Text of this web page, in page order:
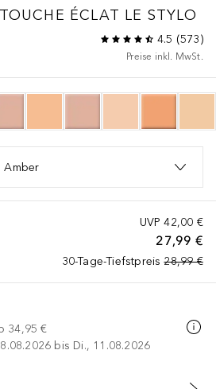
TOUCHE ÉCLAT LE STYLO
4.5 (573)
Preise inkl. MwSt.
Amber
UVP 42,00 €
27,99 €
30-Tage-Tiefstpreis 28,99 €
34,95 €
bis Di., 11.08.2026